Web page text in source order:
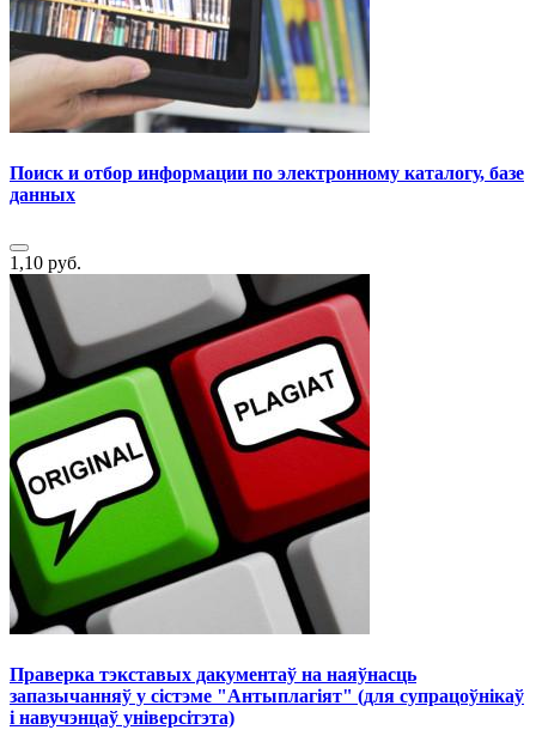
Поиск и отбор информации по электронному каталогу, базе
данных
1,10 руб.
Праверка тэкставых дакументаў на наяўнасць
запазычанняў у сістэме "Антыплагіят" (для супрацоўнікаў
і навучэнцаў універсітэта)